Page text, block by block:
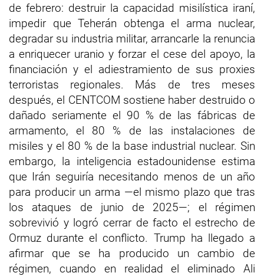
de febrero: destruir la capacidad misilística iraní,
impedir que Teherán obtenga el arma nuclear,
degradar su industria militar, arrancarle la renuncia
a enriquecer uranio y forzar el cese del apoyo, la
financiación y el adiestramiento de sus proxies
terroristas regionales. Más de tres meses
después, el CENTCOM sostiene haber destruido o
dañado seriamente el 90 % de las fábricas de
armamento, el 80 % de las instalaciones de
misiles y el 80 % de la base industrial nuclear. Sin
embargo, la inteligencia estadounidense estima
que Irán seguiría necesitando menos de un año
para producir un arma —el mismo plazo que tras
los ataques de junio de 2025—; el régimen
sobrevivió y logró cerrar de facto el estrecho de
Ormuz durante el conflicto. Trump ha llegado a
afirmar que se ha producido un cambio de
régimen, cuando en realidad el eliminado Ali